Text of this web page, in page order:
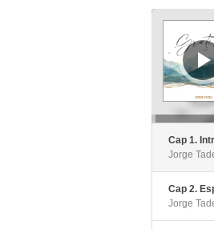
Reproductor
Cap 1.
Jorge
Cap 2.
Jorge